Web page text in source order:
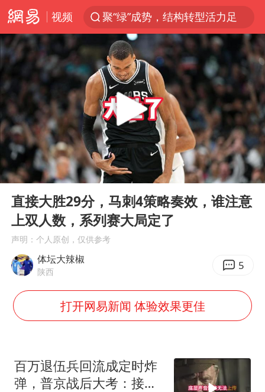
视频
聚“绿”成势，结构转型活力足
印度暴发金迪普拉病毒
80后女柜员获聘4200亿银行副行长
41岁女子为鼓励女儿考上985研究生
24小时不关空调 电费反而更低？
陕西潼关强降雨引发土崖滑坡1人失联
陕西柞水突发泥石流致1死2失联
“梅姨”已是老年人 死刑或适用受限
美国退回1000亿美元关税
“事业单位招聘不是人情买卖”
小伙靠AI减肥 45天瘦40斤进了ICU
早田希娜挺进横滨女单16强
知识产权强国建设驶入“快车道”
Play
00:00 01:06
直接大胜29分，马刺4策略奏效，谁注意
上双人数，系列赛大局定了
声明：个人原创，仅供参考
体坛大辣椒
陕西 5
打开网易新闻 体验效果更佳
百万退伍兵回流成定时炸
弹，普京战后大考：接不